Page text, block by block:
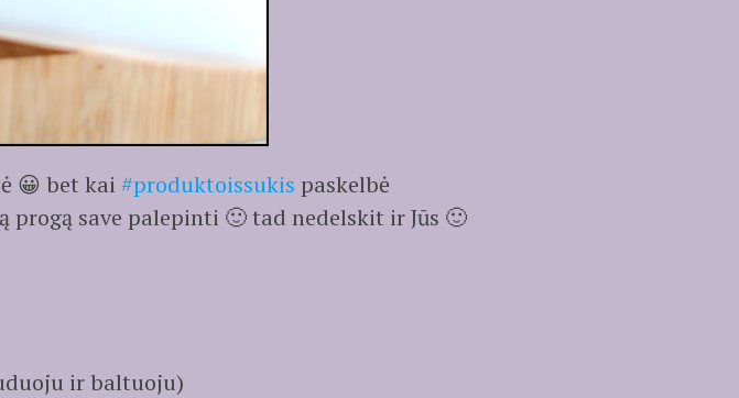
😀 bet kai #produktoissukis paskelbė
progą save palepinti 🙂 tad nedelskit ir Jūs 🙂
ir baltuoju)